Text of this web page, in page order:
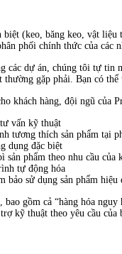
biệt (keo, băng keo, vật
phối chính thức của
các dự án, chúng tôi tự tin
thường gặp phải. Bạn có
khách hàng, đội ngũ của
vấn kỹ thuật
tương thích sản phẩm tại
dụng đặc biệt
phẩm theo nhu cầu của
tự động hóa
bảo sử dụng sản phẩm hiệu
gồm cả “hàng hóa
kỹ thuật theo yêu cầu của